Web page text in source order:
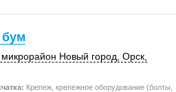
Новый город, Орск,
Крепеж, крепежное оборудование (болты,